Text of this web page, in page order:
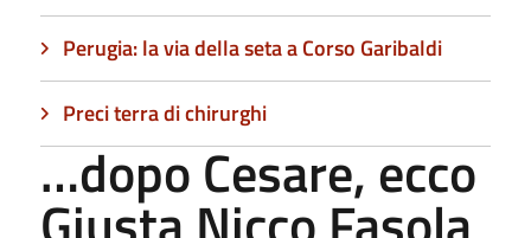
Perugia: la via della seta a Corso Garibaldi
Preci terra di chirurghi
…dopo Cesare, ecco